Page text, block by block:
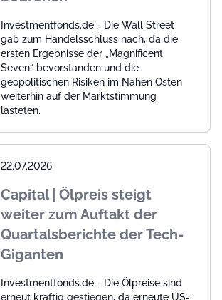
Investmentfonds.de - Die Wall Street
gab zum Handelsschluss nach, da die
ersten Ergebnisse der „Magnificent
Seven“ bevorstanden und die
geopolitischen Risiken im Nahen Osten
weiterhin auf der Marktstimmung
lasteten.
22.07.2026
Capital | Ölpreis steigt
weiter zum Auftakt der
Quartalsberichte der Tech-
Giganten
Investmentfonds.de - Die Ölpreise sind
erneut kräftig gestiegen, da erneute US-